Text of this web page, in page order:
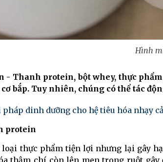
Hình
- Thanh protein, bột whey, thực
bắp. Tuy nhiên, chúng có thể tác
pháp dinh dưỡng cho hệ tiêu hóa nhạy
protein
thực phẩm tiện lợi nhưng lại gây